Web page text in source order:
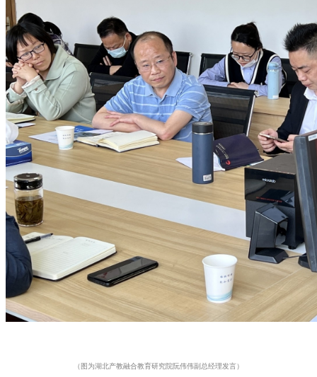
（图为湖北产教融合教育研究院阮伟伟副总经理发言）